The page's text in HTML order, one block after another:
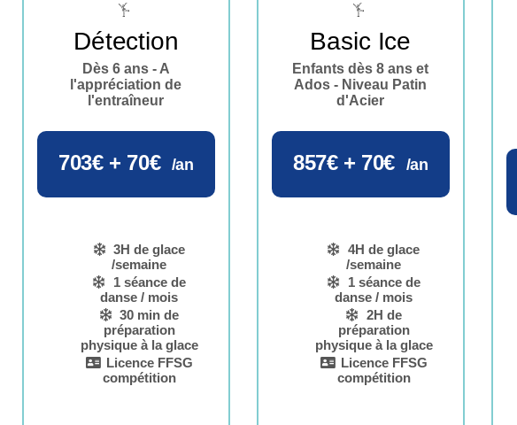
Détection
Dès 6 ans - A
l'appréciation de
l'entraîneur
703€ + 70€ /an
3H de glace
/semaine
1 séance de
danse / mois
30 min de
préparation
physique à la glace
Licence FFSG
compétition
Basic Ice
Enfants dès 8 ans et
Ados - Niveau Patin
d'Acier
857€ + 70€ /an
4H de glace
/semaine
1 séance de
danse / mois
2H de
préparation
physique à la glace
Licence FFSG
compétition